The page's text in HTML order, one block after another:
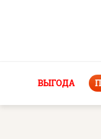
ВЫГОДА